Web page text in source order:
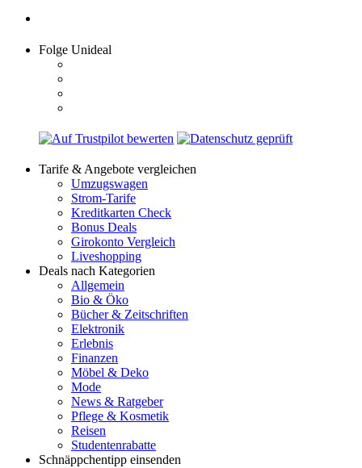
Folge Unideal
Tarife & Angebote vergleichen
Umzugswagen
Strom-Tarife
Kreditkarten Check
Bonus Deals
Girokonto Vergleich
Liveshopping
Deals nach Kategorien
Allgemein
Bio & Öko
Bücher & Zeitschriften
Elektronik
Erlebnis
Finanzen
Möbel & Deko
Mode
News & Ratgeber
Pflege & Kosmetik
Reisen
Studentenrabatte
Schnäppchentipp einsenden